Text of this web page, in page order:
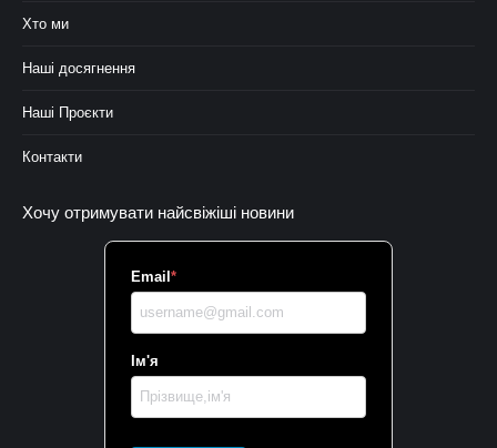
Хто ми
Наші досягнення
Наші Проєкти
Контакти
Хочу отримувати найсвіжіші новини
Email *
Ім'я